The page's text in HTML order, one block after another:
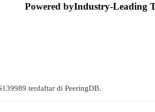
Powered byIndustry-Leading
139989 terdaftar di PeeringDB.